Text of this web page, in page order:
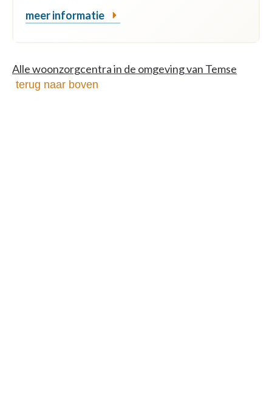
meer informatie
Alle woonzorgcentra in de omgeving van Temse
terug naar boven